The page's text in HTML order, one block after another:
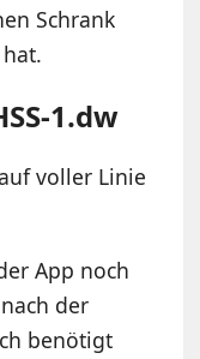
Schrank
1.dw
voller Linie
App noch
der
benötigt